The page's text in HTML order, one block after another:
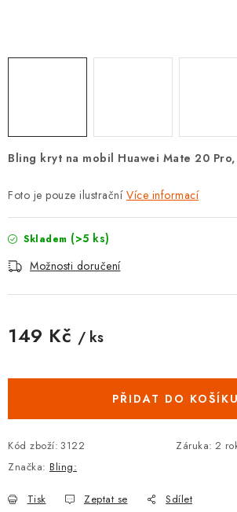
HODNOCENÍ OBCHODU
VRÁCENÍ ZBOŽÍ A REKLAMACE
Jak nakupovat
Obchodní podmínky
Ochrana osobních údajů
Bling kryt na mobil Huawei Mate 20
Foto je pouze ilustrační Více informací
Skladem (>5 ks)
Možnosti doručení
149 Kč / ks
PŘIDAT DO KOŠÍKU
Kód zboží: 3122 Záruka: 2
Značka: Bling:
Tisk Zeptat se Sdílet